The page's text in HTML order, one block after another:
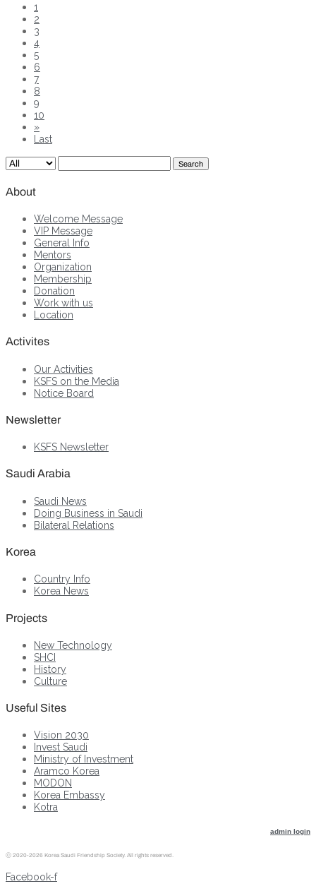
1
2
3
4
5
6
7
8
9
10
»
Last
Search
About
Welcome Message
VIP Message
General Info
Mentors
Organization
Membership
Donation
Work with us
Location
Activites
Our Activities
KSFS on the Media
Notice Board
Newsletter
KSFS Newsletter
Saudi Arabia
Saudi News
Doing Business in Saudi
Bilateral Relations
Korea
Country Info
Korea News
Projects
New Technology
SHCI
History
Culture
Useful Sites
Vision 2030
Invest Saudi
Ministry of Investment
Aramco Korea
MODON
Korea Embassy
Kotra
admin login
ⓒ 2020-2026 Korea Saudi Friendship Society. All rights reserved.
Facebook-f